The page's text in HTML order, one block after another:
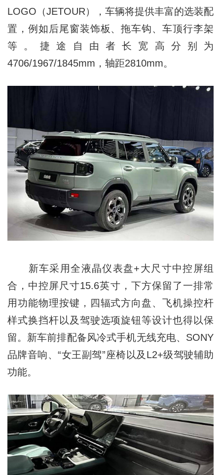
LOGO（JETOUR），车辆将提供丰富的选装配
置，例如后尾窗装饰板、拖车钩、车顶行李架
等。捷途自由者长宽高分别为
4706/1967/1845mm，轴距2810mm。
新车采用全液晶仪表盘+大尺寸中控屏组
合，中控屏尺寸15.6英寸，下方保留了一排常
用功能物理按键，四辐式方向盘、飞机操控杆
样式换挡杆以及驾驶选项旋钮等设计也得以保
留。新车前排配备风冷式手机无线充电、SONY
品牌音响、“女王副驾”座椅以及L2+级驾驶辅助
功能。